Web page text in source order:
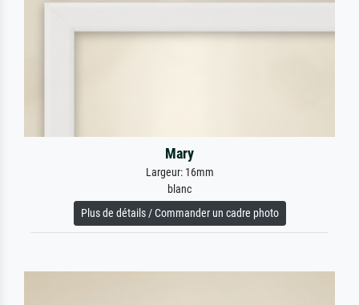
Mary
Largeur: 16mm
blanc
Plus de détails / Commander un cadre photo